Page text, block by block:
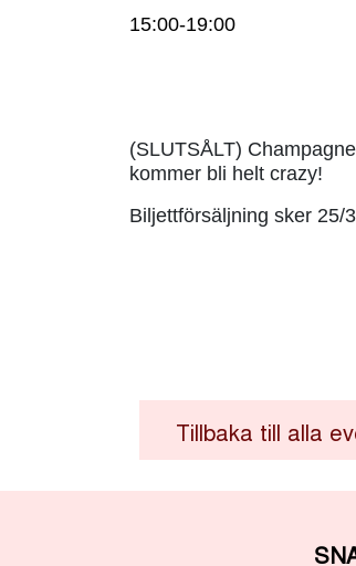
15:00-19:00
(SLUTSÅLT)
kommer bli helt crazy!
Biljettförsäljning sker 25/
Tillbaka till alla